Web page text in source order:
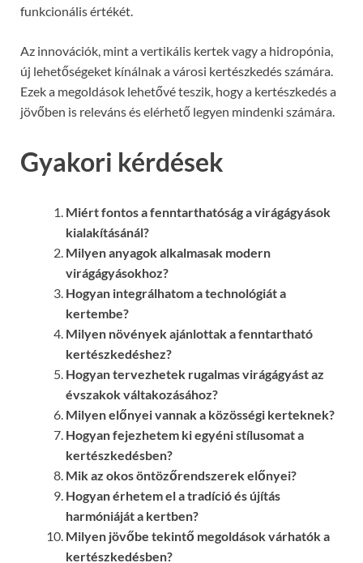
funkcionális értékét.
Az innovációk, mint a vertikális kertek vagy a hidropónia,
új lehetőségeket kínálnak a városi kertészkedés számára.
Ezek a megoldások lehetővé teszik, hogy a kertészkedés a
jövőben is releváns és elérhető legyen mindenki számára.
Gyakori kérdések
Miért fontos a fenntarthatóság a virágágyások
kialakításánál?
Milyen anyagok alkalmasak modern
virágágyásokhoz?
Hogyan integrálhatom a technológiát a
kertembe?
Milyen növények ajánlottak a fenntartható
kertészkedéshez?
Hogyan tervezhetek rugalmas virágágyást az
évszakok váltakozásához?
Milyen előnyei vannak a közösségi kerteknek?
Hogyan fejezhetem ki egyéni stílusomat a
kertészkedésben?
Mik az okos öntözőrendszerek előnyei?
Hogyan érhetem el a tradíció és újítás
harmóniáját a kertben?
Milyen jövőbe tekintő megoldások várhatók a
kertészkedésben?